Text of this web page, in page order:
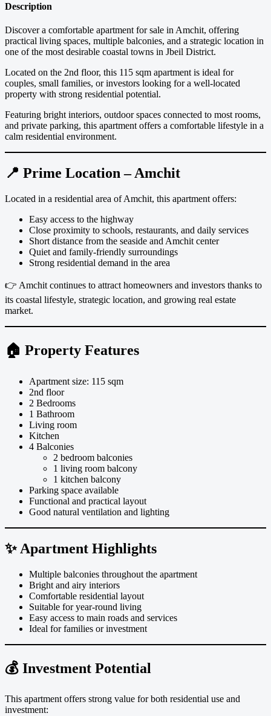
Description
Discover a comfortable apartment for sale in Amchit, offering
practical living spaces, multiple balconies, and a strategic location in
one of the most desirable coastal towns in Jbeil District.
Located on the 2nd floor, this 115 sqm apartment is ideal for
couples, small families, or investors looking for a well-located
property with strong residential potential.
Featuring bright interiors, outdoor spaces connected to most rooms,
and private parking, this apartment offers a comfortable lifestyle in a
calm residential environment.
📍 Prime Location – Amchit
Located in a residential area of Amchit, this apartment offers:
Easy access to the highway
Close proximity to schools, restaurants, and daily services
Short distance from the seaside and Amchit center
Quiet and family-friendly surroundings
Strong residential demand in the area
👉 Amchit continues to attract homeowners and investors thanks to
its coastal lifestyle, strategic location, and growing real estate
market.
🏠 Property Features
Apartment size: 115 sqm
2nd floor
2 Bedrooms
1 Bathroom
Living room
Kitchen
4 Balconies
2 bedroom balconies
1 living room balcony
1 kitchen balcony
Parking space available
Functional and practical layout
Good natural ventilation and lighting
✨ Apartment Highlights
Multiple balconies throughout the apartment
Bright and airy interiors
Comfortable residential layout
Suitable for year-round living
Easy access to main roads and services
Ideal for families or investment
💰 Investment Potential
This apartment offers strong value for both residential use and
investment: